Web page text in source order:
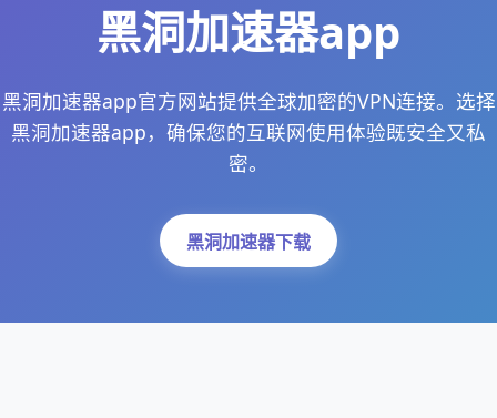
黑洞加速器app
黑洞加速器app官方网站提供全球加密的VPN连接。选择
黑洞加速器app，确保您的互联网使用体验既安全又私
密。
黑洞加速器下载